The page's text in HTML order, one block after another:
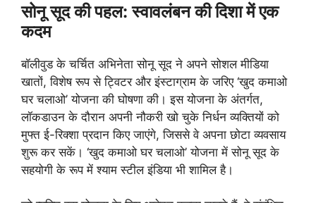
सोनू सूद की पहल: स्वावलंबन की दिशा में एक
कदम
बॉलीवुड के चर्चित अभिनेता सोनू सूद ने अपने सोशल मीडिया
खातों, विशेष रूप से ट्विटर और इंस्टाग्राम के जरिए ‘खुद कमाओ
घर चलाओ’ योजना की घोषणा की। इस योजना के अंतर्गत,
लॉकडाउन के दौरान अपनी नौकरी खो चुके निर्धन व्यक्तियों को
मुफ्त ई-रिक्शा प्रदान किए जाएंगे, जिससे वे अपना छोटा व्यवसाय
शुरू कर सकें। ‘खुद कमाओ घर चलाओ’ योजना में सोनू सूद के
सहयोगी के रूप में श्याम स्टील इंडिया भी शामिल है।